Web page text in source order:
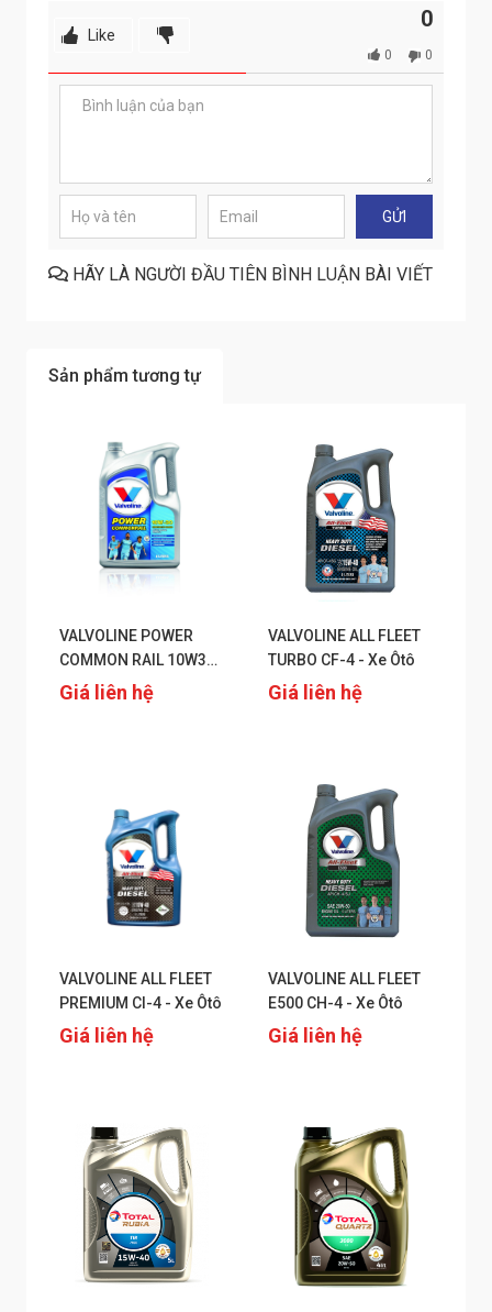
Like
0
0
0
HÃY LÀ NGƯỜI ĐẦU TIÊN BÌNH LUẬN BÀI VIẾT
Sản phẩm tương tự
VALVOLINE POWER
COMMON RAIL 10W30
CI-4
Giá liên hệ
VALVOLINE ALL FLEET
TURBO CF-4 - Xe Ôtô
Giá liên hệ
VALVOLINE ALL FLEET
PREMIUM CI-4 - Xe Ôtô
Giá liên hệ
VALVOLINE ALL FLEET
E500 CH-4 - Xe Ôtô
Giá liên hệ